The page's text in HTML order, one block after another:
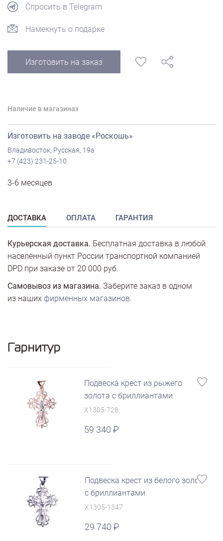
Спросить в Telegram
Намекнуть о подарке
Изготовить на заказ
Наличие в магазинах
Изготовить на заводе «Роскошь»
Владивосток, Русская, 19а
+7 (423) 231-25-10
3-6 месяцев
ДОСТАВКА ОПЛАТА ГАРАНТИЯ
Курьерская доставка. Бесплатная доставка в любой
населённый пункт России транспортной компанией
DPD при заказе от 20 000 руб.
Самовывоз из магазина. Заберите заказ в одном
из наших фирменных магазинов.
Гарнитур
Подвеска крест из рыжего
золота с бриллиантами
X1305-728
59 340
Подвеска крест из белого золота
с бриллиантами
X1305-1347
29 740